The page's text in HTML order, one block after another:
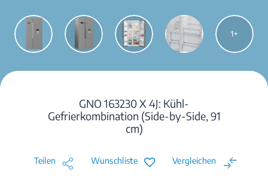
1
GNO 163230 X 4J: Kühl-
Gefrierkombination (Side-by-Side, 91
cm)
Teilen Wunschliste Vergleichen